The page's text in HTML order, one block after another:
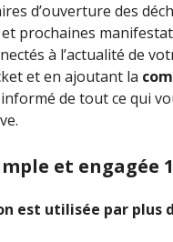
d’ouverture des
prochaines
à l’actualité de
et en ajoutant la
de tout ce qui
et engagée
est utilisée par